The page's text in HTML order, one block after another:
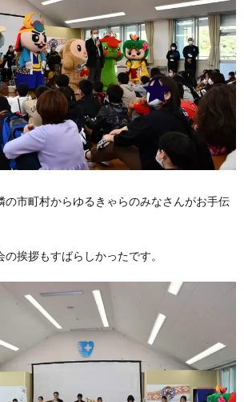
の市町村からゆるきゃらのみなさんがお手伝
挨拶もすばらしかったです。